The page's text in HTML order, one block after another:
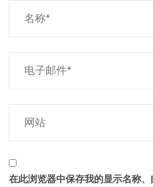
在此浏览器中保存我的显示名称